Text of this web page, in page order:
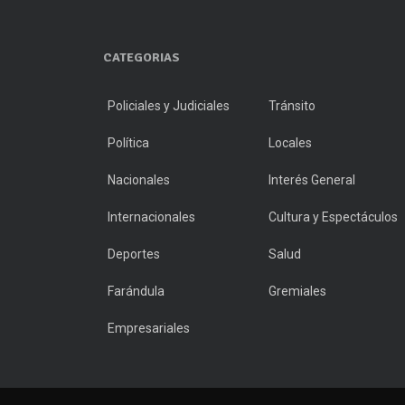
CATEGORIAS
Policiales y Judiciales Tránsito
Política Locales
Nacionales Interés General
Internacionales Cultura y Espectáculos
Deportes Salud
Farándula Gremiales
Empresariales